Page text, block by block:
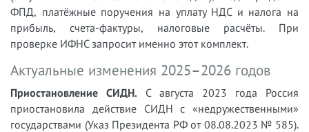
ФПД, платёжные поручения на уплату НДС и налога на
прибыль, счета-фактуры, налоговые расчёты. При
проверке ИФНС запросит именно этот комплект.
Актуальные изменения 2025–2026 годов
Приостановление СИДН. С августа 2023 года Россия
приостановила действие СИДН с «недружественными»
государствами (Указ Президента РФ от 08.08.2023 № 585).